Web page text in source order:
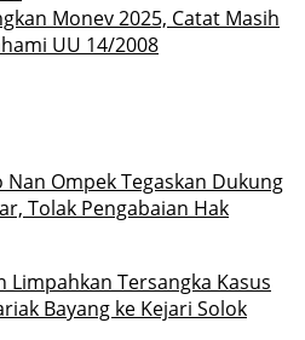
Monev 2025, Catat Masih
UU 14/2008
Ompek Tegaskan Dukung
Tolak Pengabaian Hak
Limpahkan Tersangka Kasus
Bayang ke Kejari Solok